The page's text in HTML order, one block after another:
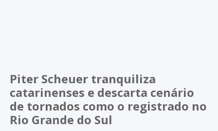
Piter Scheuer tranquiliza
catarinenses e descarta cenário
de tornados como o registrado no
Rio Grande do Sul